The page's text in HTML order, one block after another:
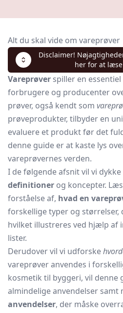
Alt du skal vide om vareprøver
Disclaimer!
her for at
Vareprøver spiller en
forbrugere og producenter
prøver, også kendt som
prøveprodukter, tilbyder en
evaluere et produkt før det
denne guide er at kaste lys
vareprøvernes verden.
I de følgende afsnit vil vi dykke
definitioner og koncepter.
forståelse af, hvad en
forskellige typer og størrelser,
hvilket illustreres ved hjælp af
lister.
Derudover vil vi udforske
vareprøver anvendes i
kosmetik til byggeri, vil denne
almindelige anvendelser samt
anvendelser, der måske